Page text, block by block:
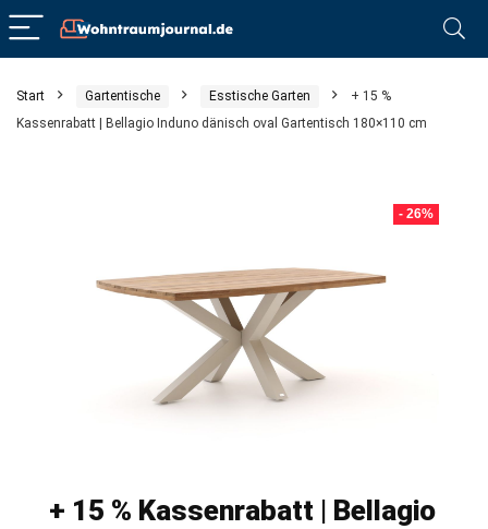
Start Gartentische Esstische Garten
+ 15 %
Kassenrabatt | Bellagio Induno dänisch oval Gartentisch 180×110 cm
- 26%
+ 15 % Kassenrabatt | Bellagio